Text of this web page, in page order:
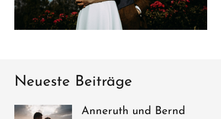
Neueste Beiträge
Anneruth und Bernd